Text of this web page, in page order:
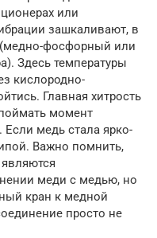
или
зашкаливают, в
фосфорный или
Здесь температуры
кислородно-
Главная хитрость
момент
медь стала ярко-
Важно помнить,
меди с медью, но
кран к медной
просто не